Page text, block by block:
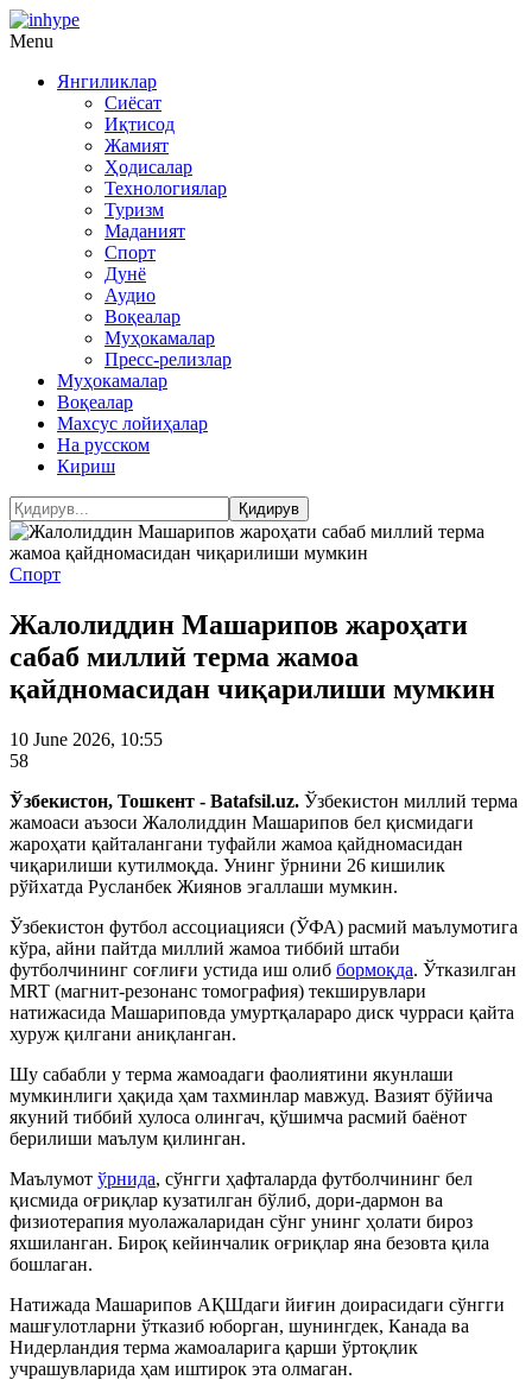
Menu
Янгиликлар
Сиёсат
Иқтисод
Жамият
Ҳодисалар
Технологиялар
Туризм
Маданият
Спорт
Дунё
Аудио
Воқеалар
Муҳокамалар
Пресс-релизлар
Муҳокамалар
Воқеалар
Махсус лойиҳалар
На русском
Кириш
Спорт
Жалолиддин Машарипов жароҳати
сабаб миллий терма жамоа
қайдномасидан чиқарилиши мумкин
10 June 2026, 10:55
58
Ўзбекистон, Тошкент - Batafsil.uz. Ўзбекистон миллий терма
жамоаси аъзоси Жалолиддин Машарипов бел қисмидаги
жароҳати қайталангани туфайли жамоа қайдномасидан
чиқарилиши кутилмоқда. Унинг ўрнини 26 кишилик
рўйхатда Русланбек Жиянов эгаллаши мумкин.
Ўзбекистон футбол ассоциацияси (ЎФА) расмий маълумотига
кўра, айни пайтда миллий жамоа тиббий штаби
футболчининг соғлиғи устида иш олиб бормоқда. Ўтказилган
MRT (магнит-резонанс томография) текширувлари
натижасида Машариповда умуртқалараро диск чурраси қайта
хуруж қилгани аниқланган.
Шу сабабли у терма жамоадаги фаолиятини якунлаши
мумкинлиги ҳақида ҳам тахминлар мавжуд. Вазият бўйича
якуний тиббий хулоса олингач, қўшимча расмий баёнот
берилиши маълум қилинган.
Маълумот ўрнида, сўнгги ҳафталарда футболчининг бел
қисмида оғриқлар кузатилган бўлиб, дори-дармон ва
физиотерапия муолажаларидан сўнг унинг ҳолати бироз
яхшиланган. Бироқ кейинчалик оғриқлар яна безовта қила
бошлаган.
Натижада Машарипов АҚШдаги йиғин доирасидаги сўнгги
машғулотларни ўтказиб юборган, шунингдек, Канада ва
Нидерландия терма жамоаларига қарши ўртоқлик
учрашувларида ҳам иштирок эта олмаган.